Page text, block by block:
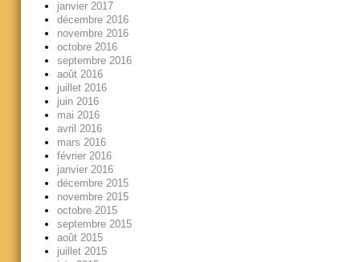
janvier 2017
décembre 2016
novembre 2016
octobre 2016
septembre 2016
août 2016
juillet 2016
juin 2016
mai 2016
avril 2016
mars 2016
février 2016
janvier 2016
décembre 2015
novembre 2015
octobre 2015
septembre 2015
août 2015
juillet 2015